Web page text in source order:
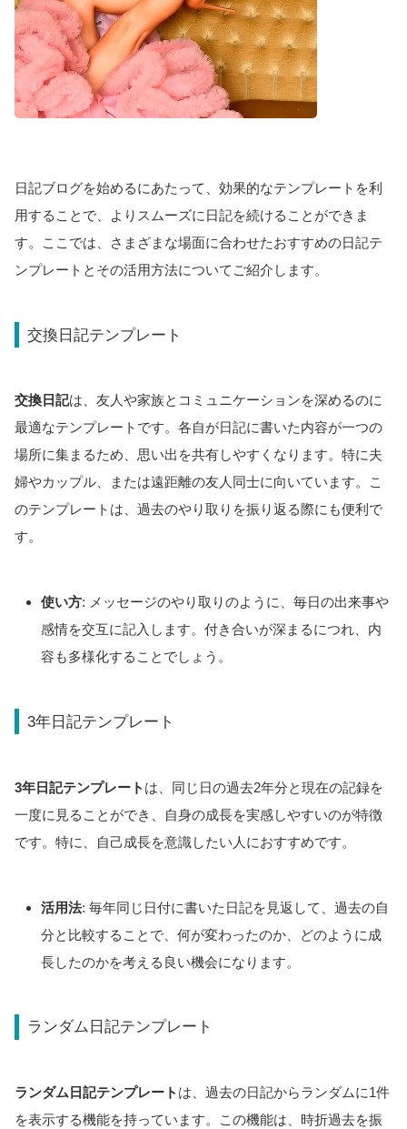
日記ブログを始めるにあたって、効果的なテンプレートを利
用することで、よりスムーズに日記を続けることができま
す。ここでは、さまざまな場面に合わせたおすすめの日記テ
ンプレートとその活用方法についてご紹介します。
交換日記テンプレート
交換日記は、友人や家族とコミュニケーションを深めるのに
最適なテンプレートです。各自が日記に書いた内容が一つの
場所に集まるため、思い出を共有しやすくなります。特に夫
婦やカップル、または遠距離の友人同士に向いています。こ
のテンプレートは、過去のやり取りを振り返る際にも便利で
す。
使い方: メッセージのやり取りのように、毎日の出来事や
感情を交互に記入します。付き合いが深まるにつれ、内
容も多様化することでしょう。
3年日記テンプレート
3年日記テンプレート は、同じ日の過去2年分と現在の記録を
一度に見ることができ、自身の成長を実感しやすいのが特徴
です。特に、自己成長を意識したい人におすすめです。
活用法: 毎年同じ日付に書いた日記を見返して、過去の自
分と比較することで、何が変わったのか、どのように成
長したのかを考える良い機会になります。
ランダム日記テンプレート
ランダム日記テンプレート は、過去の日記からランダムに1件
を表示する機能を持っています。この機能は、時折過去を振